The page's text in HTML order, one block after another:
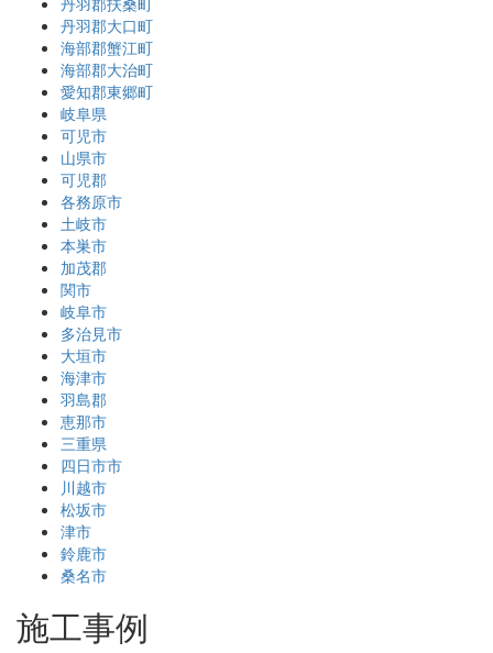
丹羽郡大口町
海部郡蟹江町
海部郡大治町
愛知郡東郷町
岐阜県
可児市
山県市
可児郡
各務原市
土岐市
本巣市
加茂郡
関市
岐阜市
多治見市
大垣市
海津市
羽島郡
恵那市
三重県
四日市市
川越市
松坂市
津市
鈴鹿市
桑名市
施工事例